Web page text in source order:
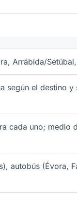
Arrábida/
según el destino y
cada uno; medio
autobús (Évora,